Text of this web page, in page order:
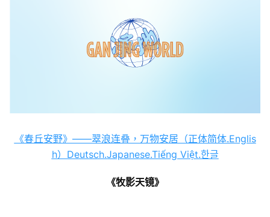
《春丘安野》——翠浪连叠，万物安居（正体简体.Englis
h）Deutsch.Japanese.Tiếng Việt.한글
《牧影天镜》